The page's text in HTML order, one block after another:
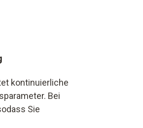
kontinuierliche
Bei
Sie